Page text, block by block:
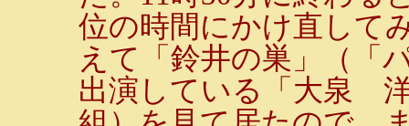
位の時間にかけ直して
えて「鈴井の巣」（「
出演している「大泉